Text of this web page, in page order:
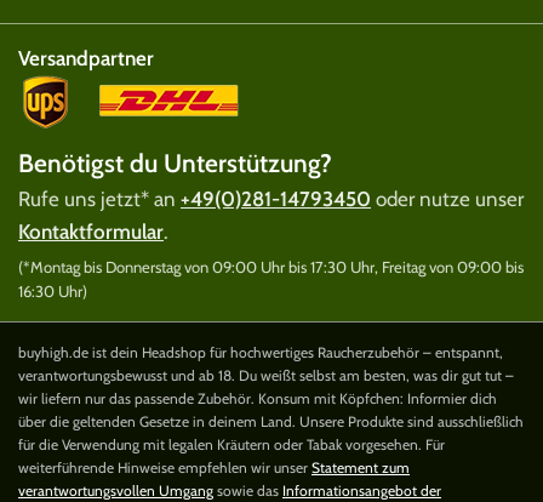
Versandpartner
Benötigst du Unterstützung?
Rufe uns jetzt* an +49(0)281-14793450 oder nutze unser
Kontaktformular.
(*Montag bis Donnerstag von 09:00 Uhr bis 17:30 Uhr, Freitag von 09:00 bis
16:30 Uhr)
buyhigh.de ist dein Headshop für hochwertiges Raucherzubehör – entspannt,
verantwortungsbewusst und ab 18. Du weißt selbst am besten, was dir gut tut –
wir liefern nur das passende Zubehör. Konsum mit Köpfchen: Informier dich
über die geltenden Gesetze in deinem Land. Unsere Produkte sind ausschließlich
für die Verwendung mit legalen Kräutern oder Tabak vorgesehen. Für
weiterführende Hinweise empfehlen wir unser Statement zum
verantwortungsvollen Umgang sowie das Informationsangebot der